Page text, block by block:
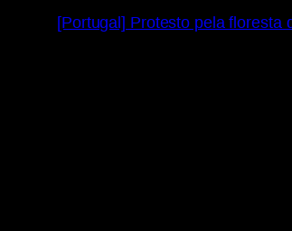
[Portugal] Protesto pela floresta